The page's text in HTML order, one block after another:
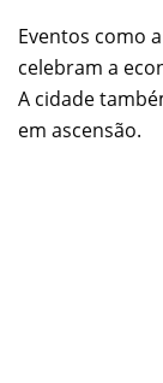
Eventos como
celebram a
A cidade
em ascensão.